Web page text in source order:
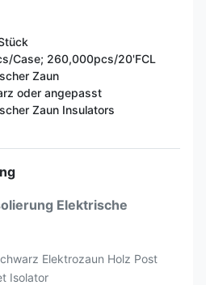
Case; 260,000pcs/20'FCL
Zaun
oder angepasst
Zaun Insulators
Elektrische
Elektrozaun Holz Post
Isolator